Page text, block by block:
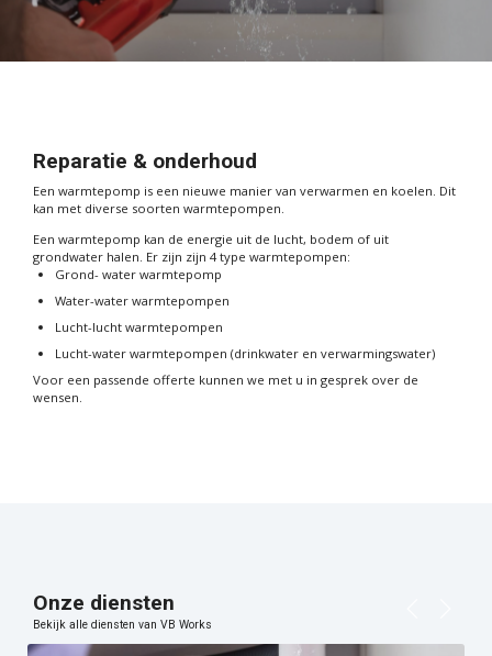
Reparatie & onderhoud
Een warmtepomp is een nieuwe manier van verwarmen en koelen. Dit
kan met diverse soorten warmtepompen.
Een warmtepomp kan de energie uit de lucht, bodem of uit
grondwater halen. Er zijn zijn 4 type warmtepompen:
Grond- water warmtepomp
Water-water warmtepompen
Lucht-lucht warmtepompen
Lucht-water warmtepompen (drinkwater en verwarmingswater)
Voor een passende offerte kunnen we met u in gesprek over de
wensen.
Onze diensten
Bekijk alle diensten van VB Works